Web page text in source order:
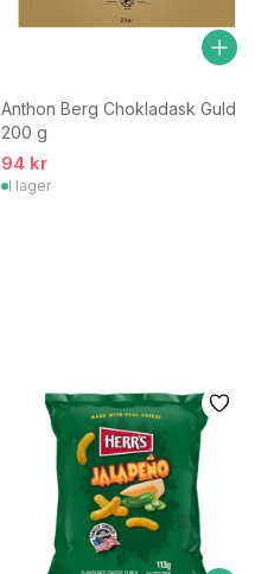
Anthon Berg Chokladask Guld
200 g
94 kr
I lager